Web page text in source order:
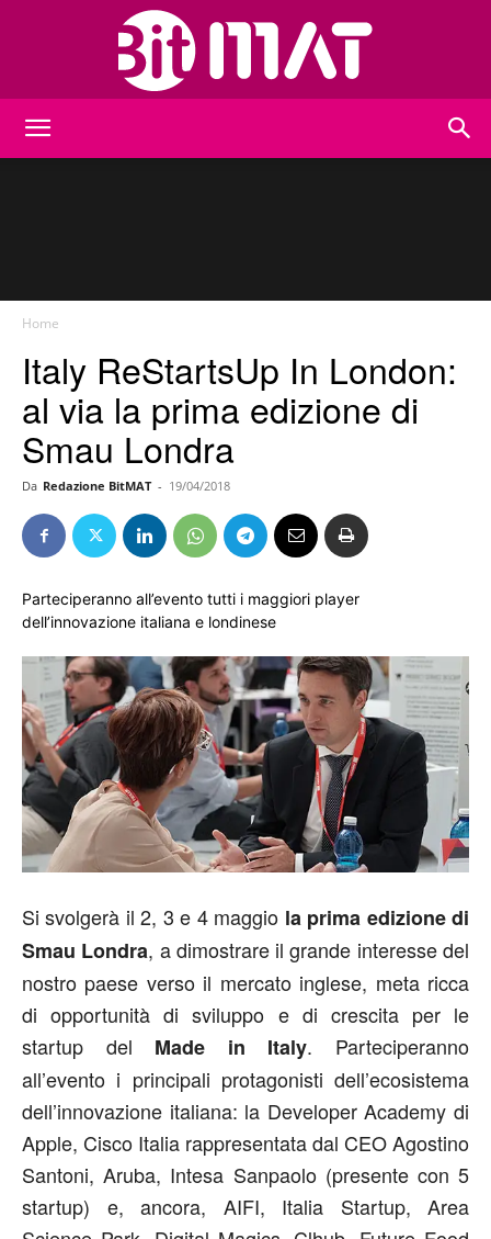
Home
Italy ReStartsUp In London:
al via la prima edizione di
Smau Londra
Da Redazione BitMAT - 19/04/2018
Parteciperanno all’evento tutti i maggiori player
dell’innovazione italiana e londinese
Si svolgerà il 2, 3 e 4 maggio la prima edizione di
Smau Londra, a dimostrare il grande interesse del
nostro paese verso il mercato inglese, meta ricca
di opportunità di sviluppo e di crescita per le
startup del Made in Italy. Parteciperanno
all’evento i principali protagonisti dell’ecosistema
dell’innovazione italiana: la Developer Academy di
Apple, Cisco Italia rappresentata dal CEO Agostino
Santoni, Aruba, Intesa Sanpaolo (presente con 5
startup) e, ancora, AIFI, Italia Startup, Area